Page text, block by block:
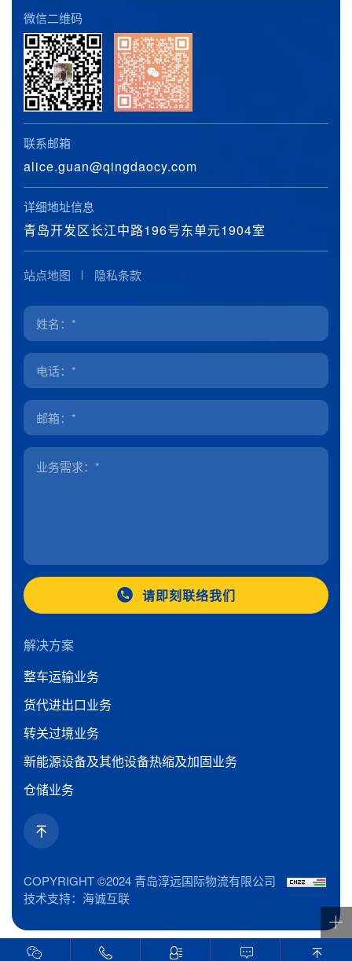
微信二维码
联系邮箱
alice.guan@qingdaocy.com
详细地址信息
青岛开发区长江中路196号东单元1904室
站点地图 隐私条款
请即刻联络我们
解决方案
整车运输业务
货代进出口业务
转关过境业务
新能源设备及其他设备热缩及加固业务
仓储业务
COPYRIGHT ©2024 青岛淳远国际物流有限公司
技术支持：海诚互联